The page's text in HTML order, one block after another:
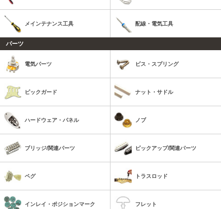
メインテナンス工具 配線・電気工具
パーツ
電気パーツ ビス・スプリング
ピックガード ナット・サドル
ハードウェア・パネル ノブ
ブリッジ/関連パーツ ピックアップ/関連パーツ
ペグ トラスロッド
インレイ・ポジションマーク フレット